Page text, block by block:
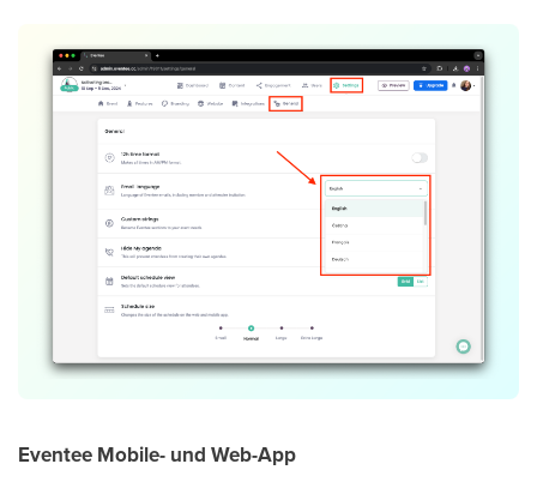
Eventee Mobile- und Web-App